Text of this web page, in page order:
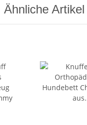
Ähnliche Artikel